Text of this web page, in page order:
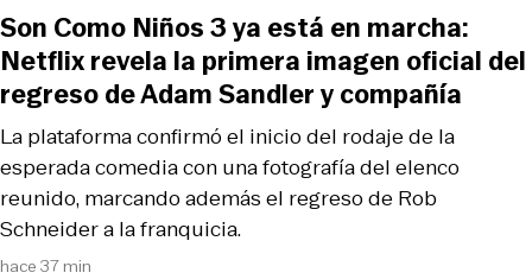
hace 37 min
La plataforma confirmó el inicio del rodaje de la
esperada comedia con una fotografía del elenco
reunido, marcando además el regreso de Rob
Schneider a la franquicia.
Son Como Niños 3 ya está en marcha:
Netflix revela la primera imagen oficial del
regreso de Adam Sandler y compañía